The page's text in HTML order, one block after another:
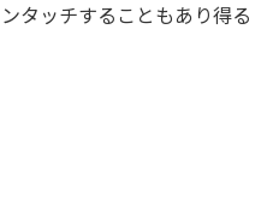
タッチすることもあり得る